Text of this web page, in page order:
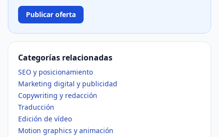
Publicar oferta
Categorías relacionadas
SEO y posicionamiento
Marketing digital y publicidad
Copywriting y redacción
Traducción
Edición de vídeo
Motion graphics y animación